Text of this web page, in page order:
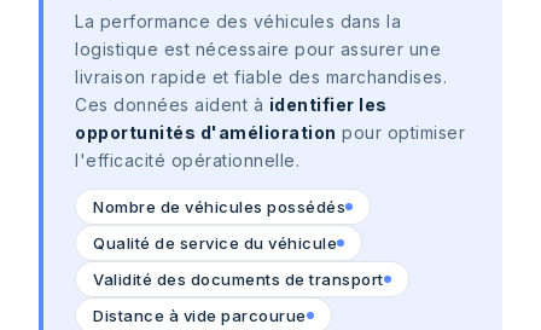
La performance des véhicules dans la
logistique est nécessaire pour assurer une
livraison rapide et fiable des marchandises.
Ces données aident à identifier les
opportunités d'amélioration pour optimiser
l'efficacité opérationnelle.
Nombre de véhicules possédés
Qualité de service du véhicule
Validité des documents de transport
Distance à vide parcourue